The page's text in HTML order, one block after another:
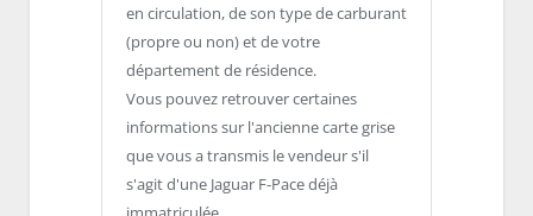
en circulation, de son type de carburant
(propre ou non) et de votre
département de résidence.
Vous pouvez retrouver certaines
informations sur l'ancienne carte grise
que vous a transmis le vendeur s'il
s'agit d'une Jaguar F-Pace déjà